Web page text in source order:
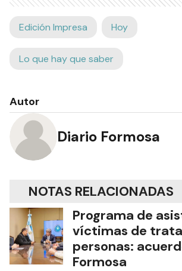
Edición Impresa Hoy
Lo que hay que saber
Autor
Diario Formosa
NOTAS RELACIONADAS
Programa de
víctimas de
personas:
Formosa